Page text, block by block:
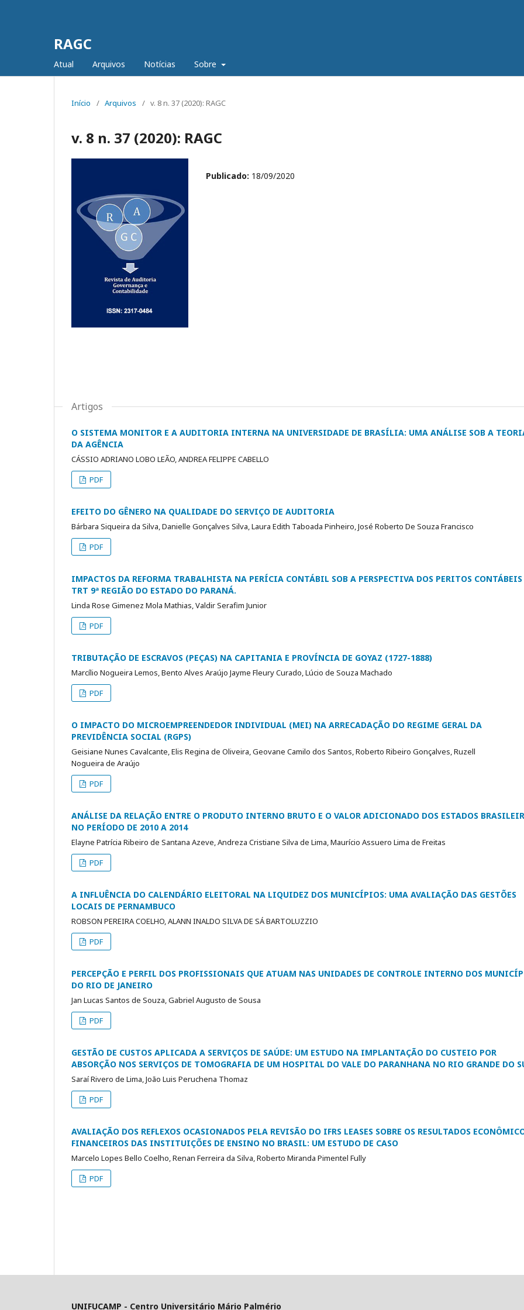
RAGC
Atual Arquivos Notícias Sobre
Início / Arquivos / v. 8 n. 37 (2020): RAGC
v. 8 n. 37 (2020): RAGC
Publicado: 18/09/2020
Artigos
O SISTEMA MONITOR E A AUDITORIA INTERNA NA UNIVERSIDADE DE BRASÍLIA: UMA ANÁLISE SOB A
DA AGÊNCIA
CÁSSIO ADRIANO LOBO LEÃO, ANDREA FELIPPE CABELLO
PDF
EFEITO DO GÊNERO NA QUALIDADE DO SERVIÇO DE AUDITORIA
Bárbara Siqueira da Silva, Danielle Gonçalves Silva, Laura Edith Taboada Pinheiro, José Roberto De Souza Francisco
PDF
IMPACTOS DA REFORMA TRABALHISTA NA PERÍCIA CONTÁBIL SOB A PERSPECTIVA DOS PERITOS
TRT 9ª REGIÃO DO ESTADO DO PARANÁ.
Linda Rose Gimenez Mola Mathias, Valdir Serafim Junior
PDF
TRIBUTAÇÃO DE ESCRAVOS (PEÇAS) NA CAPITANIA E PROVÍNCIA DE GOYAZ (1727-1888)
Marcílio Nogueira Lemos, Bento Alves Araújo Jayme Fleury Curado, Lúcio de Souza Machado
PDF
O IMPACTO DO MICROEMPREENDEDOR INDIVIDUAL (MEI) NA ARRECADAÇÃO DO REGIME GERAL DA
PREVIDÊNCIA SOCIAL (RGPS)
Geisiane Nunes Cavalcante, Elis Regina de Oliveira, Geovane Camilo dos Santos, Roberto Ribeiro Gonçalves, Ruzell
Nogueira de Araújo
PDF
ANÁLISE DA RELAÇÃO ENTRE O PRODUTO INTERNO BRUTO E O VALOR ADICIONADO DOS ESTADOS
NO PERÍODO DE 2010 A 2014
Elayne Patrícia Ribeiro de Santana Azeve, Andreza Cristiane Silva de Lima, Maurício Assuero Lima de Freitas
PDF
A INFLUÊNCIA DO CALENDÁRIO ELEITORAL NA LIQUIDEZ DOS MUNICÍPIOS: UMA AVALIAÇÃO DAS GESTÕES
LOCAIS DE PERNAMBUCO
ROBSON PEREIRA COELHO, ALANN INALDO SILVA DE SÁ BARTOLUZZIO
PDF
PERCEPÇÃO E PERFIL DOS PROFISSIONAIS QUE ATUAM NAS UNIDADES DE CONTROLE INTERNO DOS
DO RIO DE JANEIRO
Jan Lucas Santos de Souza, Gabriel Augusto de Sousa
PDF
GESTÃO DE CUSTOS APLICADA A SERVIÇOS DE SAÚDE: UM ESTUDO NA IMPLANTAÇÃO DO CUSTEIO POR
ABSORÇÃO NOS SERVIÇOS DE TOMOGRAFIA DE UM HOSPITAL DO VALE DO PARANHANA NO RIO GRANDE DO
Saraí Rivero de Lima, João Luis Peruchena Thomaz
PDF
AVALIAÇÃO DOS REFLEXOS OCASIONADOS PELA REVISÃO DO IFRS LEASES SOBRE OS RESULTADOS
FINANCEIROS DAS INSTITUIÇÕES DE ENSINO NO BRASIL: UM ESTUDO DE CASO
Marcelo Lopes Bello Coelho, Renan Ferreira da Silva, Roberto Miranda Pimentel Fully
PDF
UNIFUCAMP - Centro Universitário Mário Palmério